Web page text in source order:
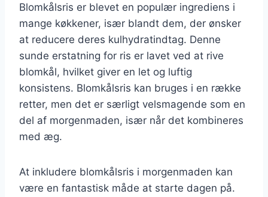
Blomkålsris er blevet en populær ingrediens i
mange køkkener, især blandt dem, der ønsker
at reducere deres kulhydratindtag. Denne
sunde erstatning for ris er lavet ved at rive
blomkål, hvilket giver en let og luftig
konsistens. Blomkålsris kan bruges i en række
retter, men det er særligt velsmagende som en
del af morgenmaden, især når det kombineres
med æg.
At inkludere blomkålsris i morgenmaden kan
være en fantastisk måde at starte dagen på.